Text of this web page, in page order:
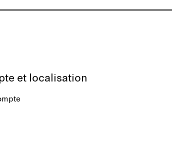
et localisation